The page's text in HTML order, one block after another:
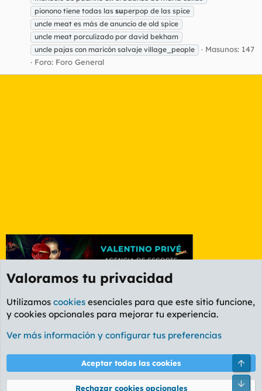
pionono tiene todas las superpop de las spice
uncle meat es más de anuncio de old spice
uncle meat porculizado por david bekham
uncle pajas con maricón salvaje village_people
Masunos: 147
Foro: Foro General
Etiquetas
Cookies
PL OLDSTYLE AMARILLO
Términos y reglas Política de privacidad Ayuda
Valoramos tu privacidad
Utilizamos cookies esenciales para que este sitio funcione,
y cookies opcionales para mejorar tu experiencia.
Ver más información y configurar tus preferencias
Aceptar todas las cookies
Rechazar cookies opcionales
Pie